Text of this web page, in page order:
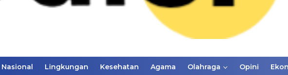
Nasional Lingkungan Kesehatan Agama Olahraga Opini